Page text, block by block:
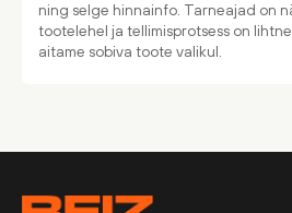
ning selge hinnainfo. Tarneajad on
tootelehel ja tellimisprotsess on
aitame sobiva toote valikul.